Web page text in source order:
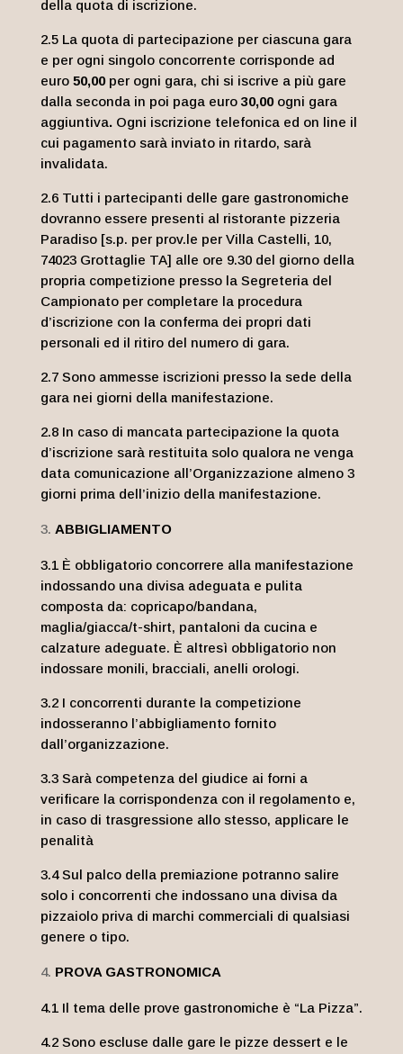
della quota di iscrizione.
2.5 La quota di partecipazione per ciascuna gara
e per ogni singolo concorrente corrisponde ad
euro 50,00per ogni gara, chi si iscrive a più gare
dalla seconda in poi paga euro 30,00ogni gara
aggiuntiva. Ogni iscrizione telefonica ed on line il
cui pagamento sarà inviato in ritardo, sarà
invalidata.
2.6 Tutti i partecipanti delle gare gastronomiche
dovranno essere presenti al ristorante pizzeria
Paradiso [s.p. per prov.le per Villa Castelli, 10,
74023 Grottaglie TA] alle ore 9.30 del giorno della
propria competizione presso la Segreteria del
Campionato per completare la procedura
d’iscrizione con la conferma dei propri dati
personali ed il ritiro del numero di gara.
2.7 Sono ammesse iscrizioni presso la sede della
gara nei giorni della manifestazione.
2.8 In caso di mancata partecipazione la quota
d’iscrizione sarà restituita solo qualora ne venga
data comunicazione all’Organizzazione almeno 3
giorni prima dell’inizio della manifestazione.
ABBIGLIAMENTO
3.1 È obbligatorio concorrere alla manifestazione
indossando una divisa adeguata e pulita
composta da: copricapo/bandana,
maglia/giacca/t-shirt, pantaloni da cucina e
calzature adeguate. È altresì obbligatorio non
indossare monili, bracciali, anelli orologi.
3.2 I concorrenti durante la competizione
indosseranno l’abbigliamento fornito
dall’organizzazione.
3.3 Sarà competenza del giudice ai forni a
verificare la corrispondenza con il regolamento e,
in caso di trasgressione allo stesso, applicare le
penalità
3.4 Sul palco della premiazione potranno salire
solo i concorrenti che indossano una divisa da
pizzaiolo priva di marchi commerciali di qualsiasi
genere o tipo.
PROVA GASTRONOMICA
4.1 Il tema delle prove gastronomiche è “La Pizza”.
4.2 Sono escluse dalle gare le pizze dessert e le